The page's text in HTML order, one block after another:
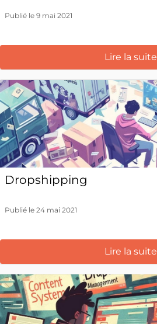
Publié le 9 mai 2021
Lire la suite
Dropshipping
Publié le 24 mai 2021
Lire la suite